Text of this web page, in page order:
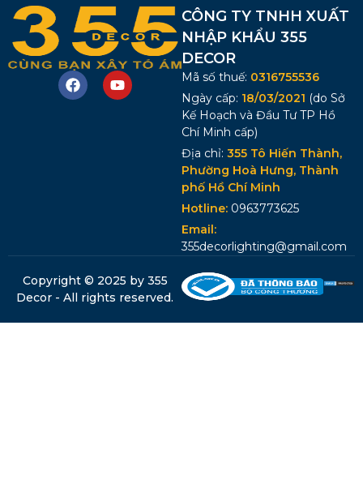
CÔNG TY TNHH XUẤT
NHẬP KHẨU 355
DECOR
Mã số thuế: 0316755536
Ngày cấp: 18/03/2021 (do Sở
Kế Hoạch và Đầu Tư TP Hồ
Chí Minh cấp)
Địa chỉ: 355 Tô Hiến Thành,
Phường Hoà Hưng, Thành
phố Hồ Chí Minh
Hotline: 0963773625
Email:
355decorlighting@gmail.com
Copyright © 2025 by 355
Decor - All rights reserved.